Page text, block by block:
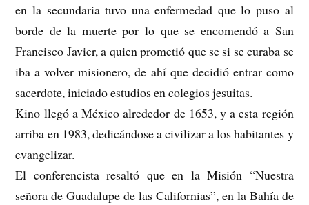
en la secundaria tuvo una enfermedad que lo puso al
borde de la muerte por lo que se encomendó a San
Francisco Javier, a quien prometió que se si se curaba se
iba a volver misionero, de ahí que decidió entrar como
sacerdote, iniciado estudios en colegios jesuitas.
Kino llegó a México alrededor de 1653, y a esta región
arriba en 1983, dedicándose a civilizar a los habitantes y
evangelizar.
El conferencista resaltó que en la Misión “Nuestra
señora de Guadalupe de las Californias”, en la Bahía de